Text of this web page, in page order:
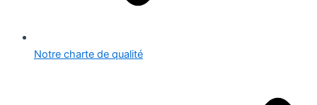
Notre charte de qualité